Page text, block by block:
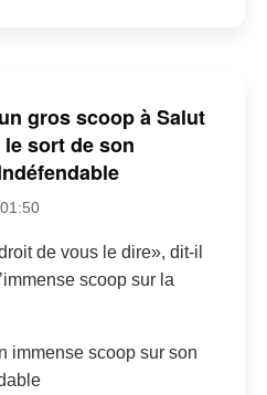
gros scoop à Salut
sort de son
de vous le dire», dit-il
scoop sur la
immense scoop sur son